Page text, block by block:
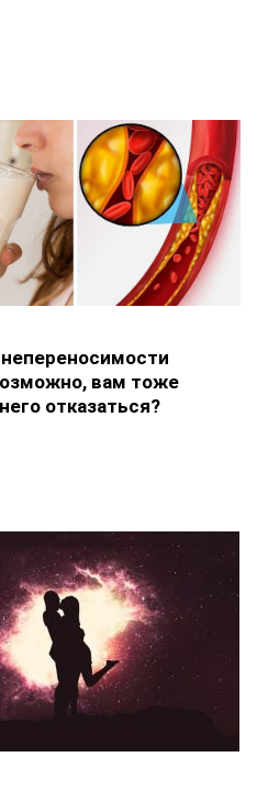
вам тоже
отказаться?